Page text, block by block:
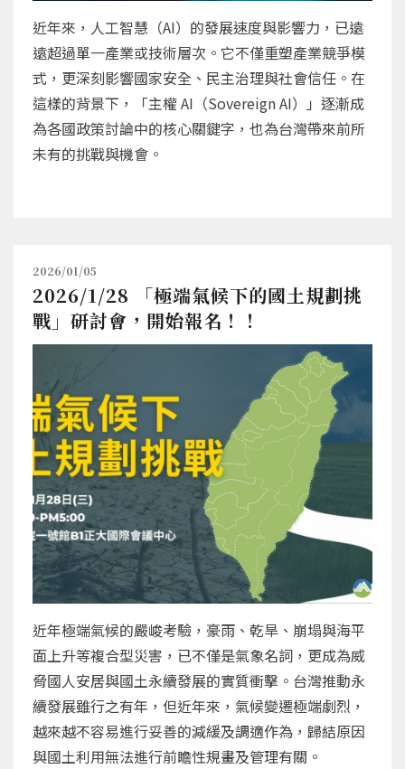
近年來，人工智慧（AI）的發展速度與影響力，已遠
遠超過單一產業或技術層次。它不僅重塑產業競爭模
式，更深刻影響國家安全、民主治理與社會信任。在
這樣的背景下，「主權 AI（Sovereign AI）」逐漸成
為各國政策討論中的核心關鍵字，也為台灣帶來前所
未有的挑戰與機會。
2026/01/05
2026/1/28 「極端氣候下的國土規劃挑
戰」研討會，開始報名！！
近年極端氣候的嚴峻考驗，豪雨、乾旱、崩塌與海平
面上升等複合型災害，已不僅是氣象名詞，更成為威
脅國人安居與國土永續發展的實質衝擊。台灣推動永
續發展雖行之有年，但近年來，氣候變遷極端劇烈，
越來越不容易進行妥善的減緩及調適作為，歸結原因
與國土利用無法進行前瞻性規畫及管理有關。